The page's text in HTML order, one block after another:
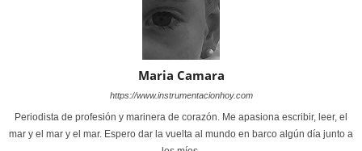
Maria Camara
https://www.instrumentacionhoy.com
Periodista de profesión y marinera de corazón. Me apasiona escribir, leer, el
mar y el mar y el mar. Espero dar la vuelta al mundo en barco algún día junto a